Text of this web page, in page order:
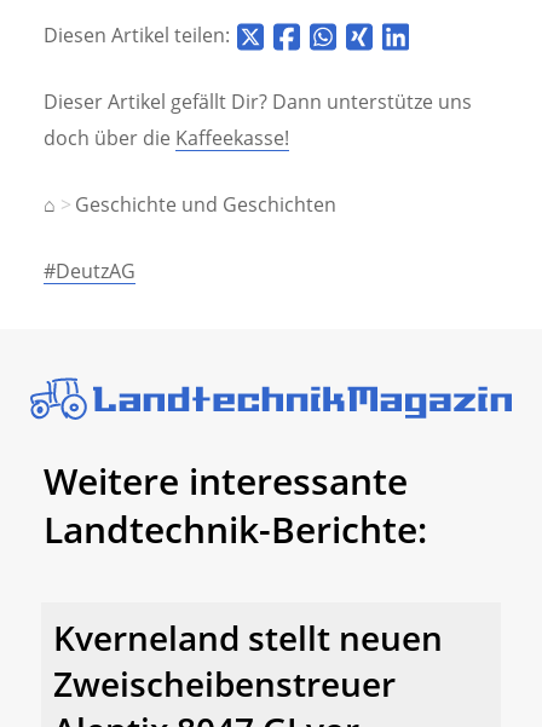
Diesen Artikel teilen:
Dieser Artikel gefällt Dir? Dann unterstütze uns
doch über die Kaffeekasse!
⌂ Geschichte und Geschichten
#DeutzAG
Weitere interessante
Landtechnik-Berichte:
Kverneland stellt neuen
Zweischeibenstreuer